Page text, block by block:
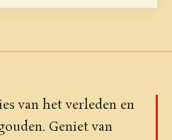
van het verleden en
Geniet van